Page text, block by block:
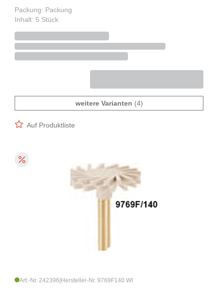
Packung: Packung
Inhalt: 5 Stück
weitere Varianten (4)
Auf Produktliste
Art.-Nr. 242396 Hersteller-Nr. 9769F140 WI